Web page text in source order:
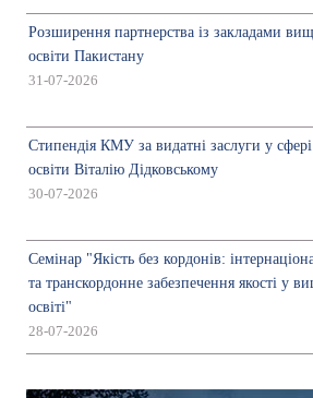
Розширення партнерства із закладами
освіти Пакистану
31-07-2026
Стипендія КМУ за видатні заслуги у
освіти Віталію Дідковському
30-07-2026
Семінар "Якість без кордонів:
та транскордонне забезпечення якості у
освіті"
28-07-2026